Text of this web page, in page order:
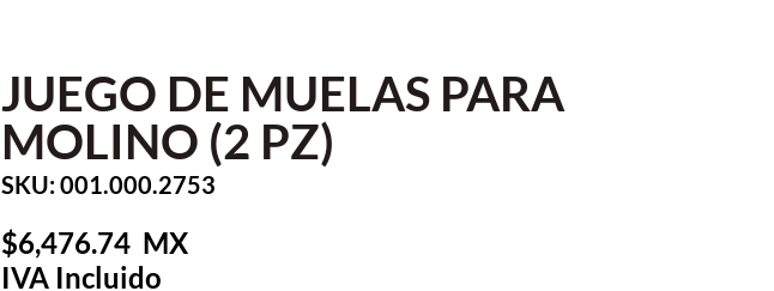
JUEGO DE MUELAS PARA
MOLINO (2 PZ)
SKU: 001.000.2753
6,476.74